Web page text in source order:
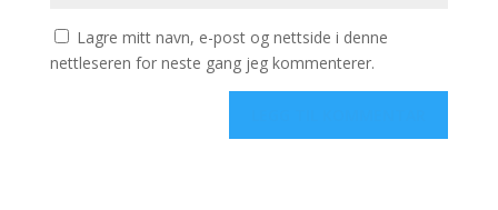
Lagre mitt navn, e-post og nettside i denne
nettleseren for neste gang jeg kommenterer.